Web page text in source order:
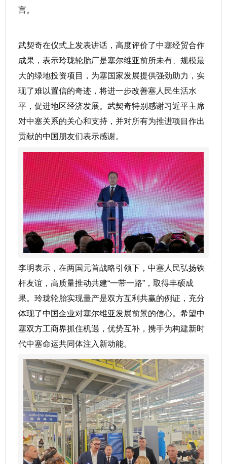
言。
武契奇在仪式上发表讲话，高度评价了中塞经贸合作
成果，表示玲珑轮胎厂是塞尔维亚前所未有、规模最
大的绿地投资项目，为塞国家发展提供强劲助力，实
现了难以置信的奇迹，将进一步改善塞人民生活水
平，促进地区经济发展。武契奇特别感谢习近平主席
对中塞关系的关心和支持，并对所有为推进项目作出
贡献的中国朋友们表示感谢。
李明表示，在两国元首战略引领下，中塞人民弘扬铁
杆友谊，高质量推动共建“一带一路”，取得丰硕成
果。玲珑轮胎实现量产是双方互利共赢的例证，充分
体现了中国企业对塞尔维亚发展前景的信心。希望中
塞双方工商界抓住机遇，优势互补，携手为构建新时
代中塞命运共同体注入新动能。